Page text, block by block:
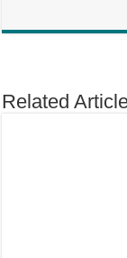
Related